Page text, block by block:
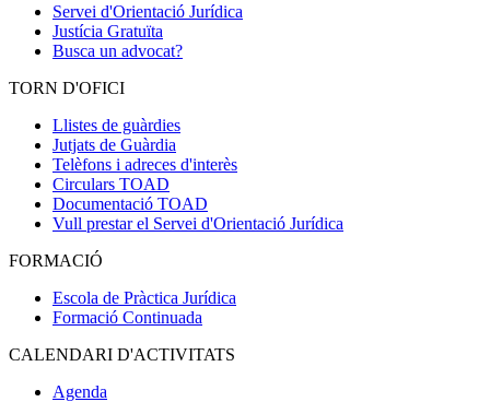
Servei d'Orientació Jurídica
Justícia Gratuïta
Busca un advocat?
TORN D'OFICI
Llistes de guàrdies
Jutjats de Guàrdia
Telèfons i adreces d'interès
Circulars TOAD
Documentació TOAD
Vull prestar el Servei d'Orientació Jurídica
FORMACIÓ
Escola de Pràctica Jurídica
Formació Continuada
CALENDARI D'ACTIVITATS
Agenda